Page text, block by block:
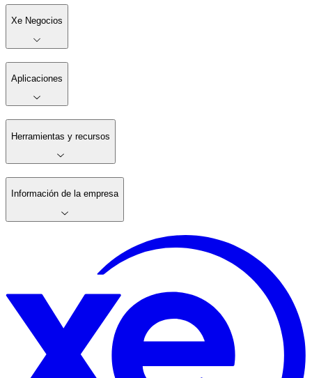
Xe Negocios
Aplicaciones
Herramientas y recursos
Información de la empresa